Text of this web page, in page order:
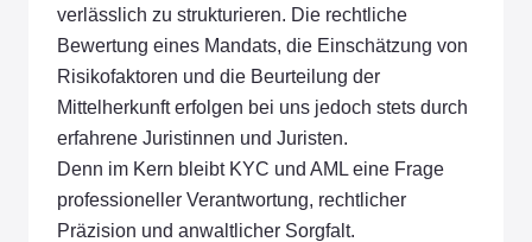
verlässlich zu strukturieren. Die rechtliche
Bewertung eines Mandats, die Einschätzung von
Risikofaktoren und die Beurteilung der
Mittelherkunft erfolgen bei uns jedoch stets durch
erfahrene Juristinnen und Juristen.
Denn im Kern bleibt KYC und AML eine Frage
professioneller Verantwortung, rechtlicher
Präzision und anwaltlicher Sorgfalt.